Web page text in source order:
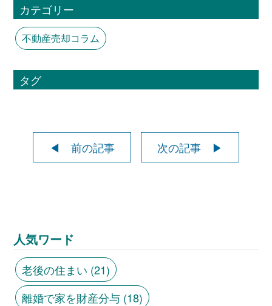
カテゴリー
不動産売却コラム
タグ
◀ 前の記事 次の記事 ▶
人気ワード
老後の住まい (21)
離婚で家を財産分与(18)